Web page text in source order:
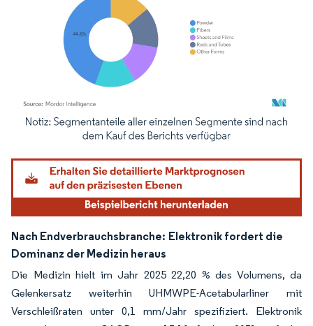
Bild © Mordor Intelligence. Wiederverwendung erfordert Namensnennung
Nach Endverbrauchsbranche: Elektronik fordert die
Dominanz der Medizin heraus
Die Medizin hielt im Jahr 2025 22,20 % des Volumens, da
Gelenkersatz weiterhin UHMWPE-Acetabularliner mit
Verschleißraten unter 0,1 mm/Jahr spezifiziert. Elektronik